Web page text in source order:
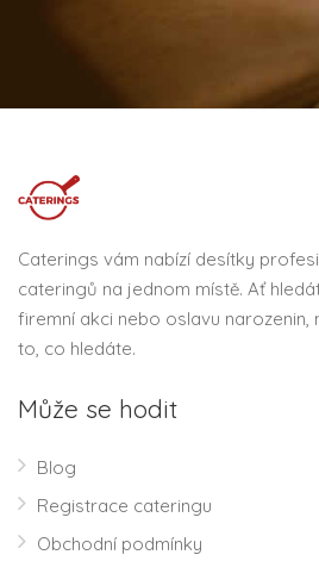
Caterings vám nabízí desítky
cateringů na jednom místě. Ať
firemní akci nebo oslavu narozenin,
to, co hledáte.
Může se hodit
Blog
Registrace cateringu
Obchodní podmínky